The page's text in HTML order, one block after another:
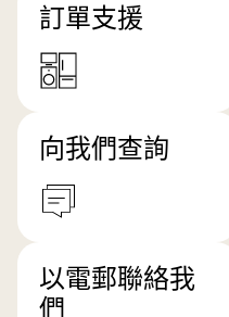
訂單支援
向我們查詢
以電郵聯絡我
們